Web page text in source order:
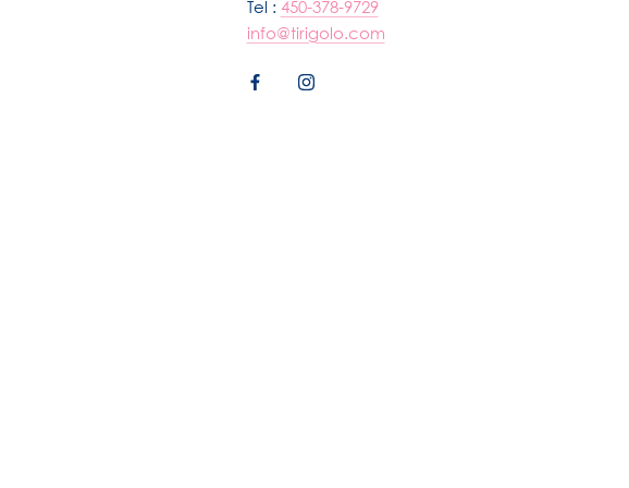
Tel : 450-378-9729
info@tirigolo.com